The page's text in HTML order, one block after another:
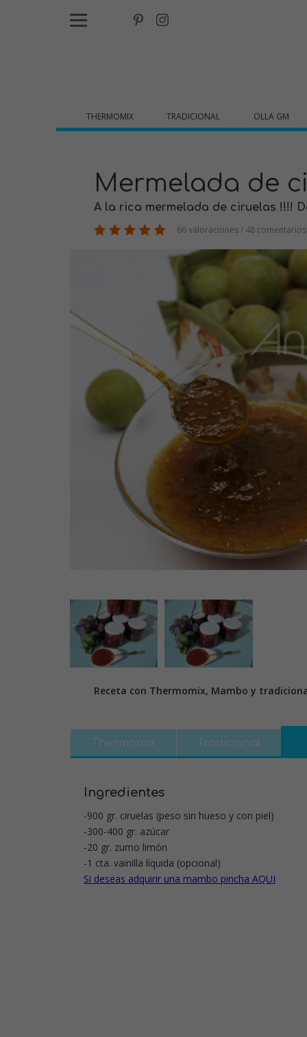
THERMOMIX TRADICIONAL OLLA GM
Mermelada de
A la rica mermelada de ciruelas !!!!
66 valoraciones / 48 comentarios
Receta con Thermomix, Mambo y
Thermomix Tradicional
Ingredientes
-900 gr. ciruelas (peso sin hueso y con piel)
-300-400 gr. azúcar
-20 gr. zumo limón
-1 cta. vainilla líquida (opcional)
Si deseas adquirir una mambo pincha AQUI